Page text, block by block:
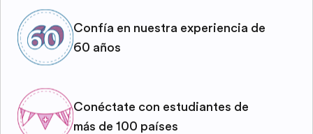
Confía en nuestra experiencia de
60 años
Conéctate con estudiantes de
más de 100 países